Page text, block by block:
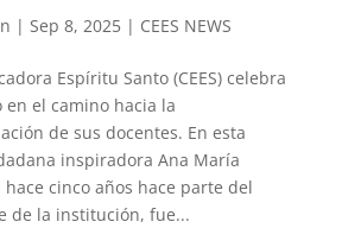
| Sep 8, 2025| CEES NEWS
Espíritu Santo (CEES) celebra
en el camino hacia la
de sus docentes. En esta
inspiradora Ana María
hace cinco años hace parte del
de la institución, fue...